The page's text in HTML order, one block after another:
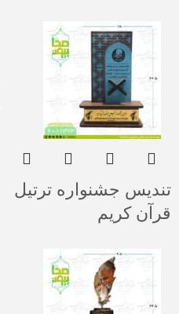
تندیس جشنواره ترتیل
قرآن کریم